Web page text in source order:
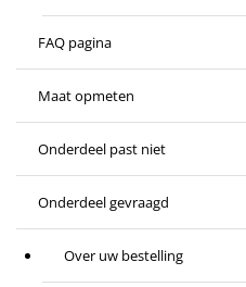
FAQ pagina
Maat opmeten
Onderdeel past niet
Onderdeel gevraagd
Over uw bestelling